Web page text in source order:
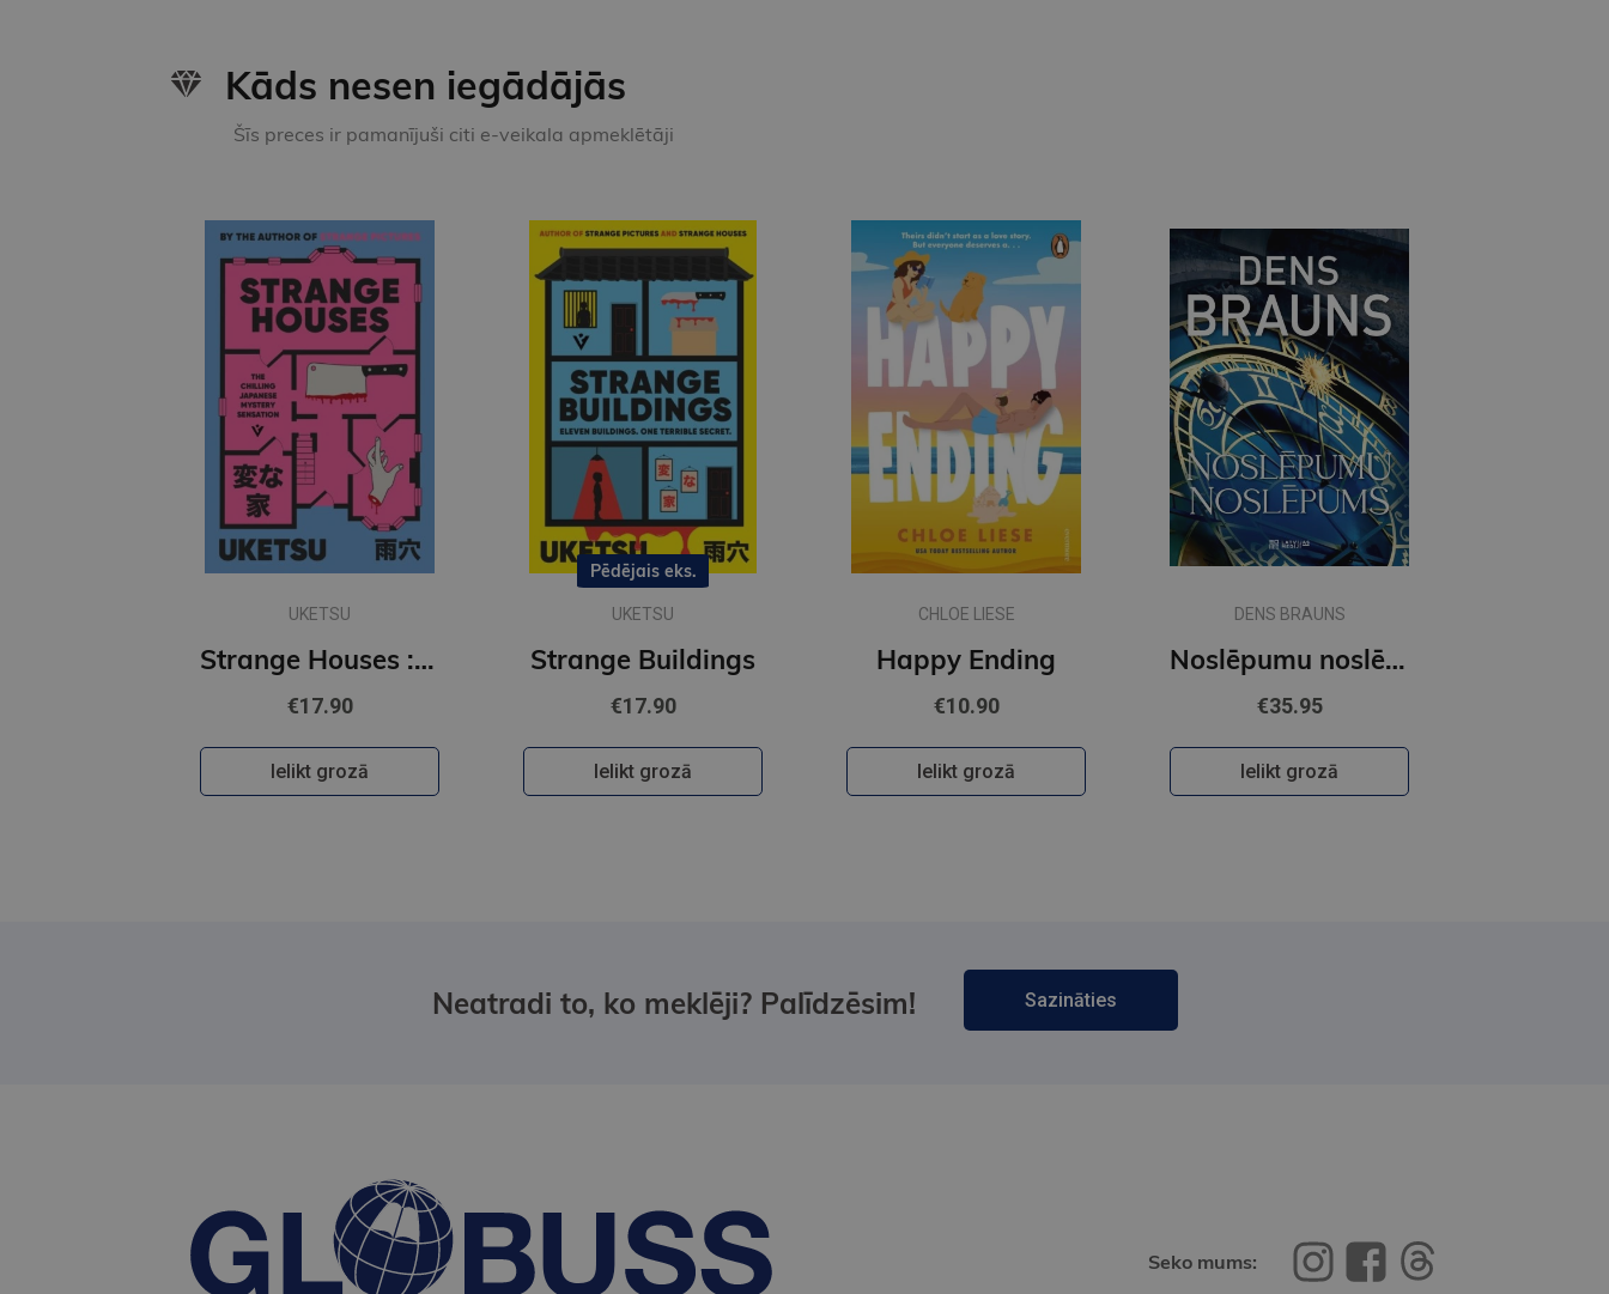
Kāds nesen iegādājās
Šīs preces ir pamanījuši citi e-veikala apmeklētāji
UKETSU
Strange Houses : The Chilling Japanese Mystery Sensation
€17.90
Ielikt grozā
Pēdējais eks.
UKETSU
Strange Buildings
€17.90
Ielikt grozā
CHLOE LIESE
Happy Ending
€10.90
Ielikt grozā
DENS BRAUNS
Noslēpumu noslēpums
€35.95
Ielikt grozā
Neatradi to, ko meklēji? Palīdzēsim! Sazināties
Seko mums: